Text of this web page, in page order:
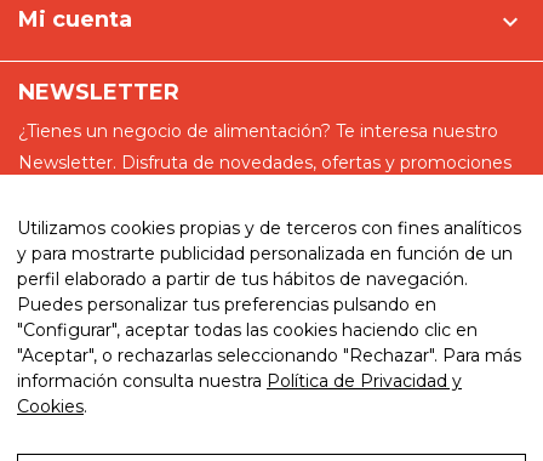
Mi cuenta 
NEWSLETTER
¿Tienes un negocio de alimentación? Te interesa nuestro
Newsletter. Disfruta de novedades, ofertas y promociones
He leído y acepto la política de privacidad
© 2026. My website. By eComm360
Utilizamos cookies propias y de terceros con fines analíticos
y para mostrarte publicidad personalizada en función de un
perfil elaborado a partir de tus hábitos de navegación.
Puedes personalizar tus preferencias pulsando en
"Configurar", aceptar todas las cookies haciendo clic en
"Aceptar", o rechazarlas seleccionando "Rechazar". Para más
información consulta nuestra Política de Privacidad y
Cookies.